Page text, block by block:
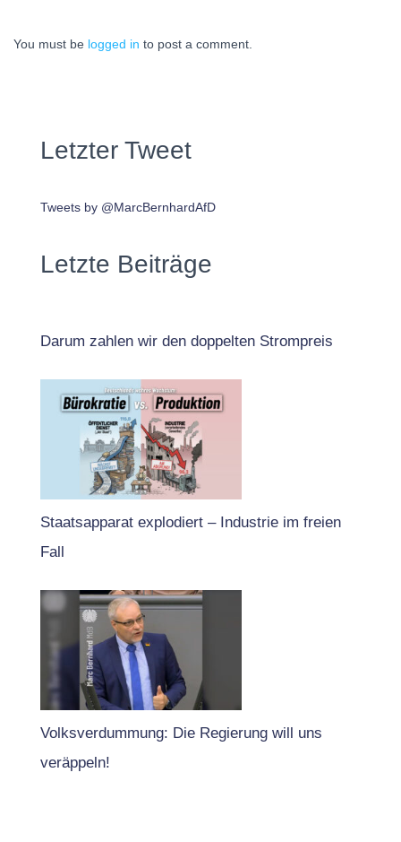
You must be logged in to post a comment.
Letzter Tweet
Tweets by @MarcBernhardAfD
Letzte Beiträge
Darum zahlen wir den doppelten Strompreis
Staatsapparat explodiert – Industrie im freien
Fall
Volksverdummung: Die Regierung will uns
veräppeln!